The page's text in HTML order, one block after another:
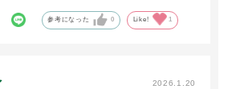
参考になった 0 Like! 1
2026.1.20